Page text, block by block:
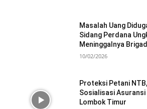
Masalah Uang
Sidang Perdana
Meninggalnya
10/02/2026
Proteksi Petani
Sosialisasi
Lombok Timur